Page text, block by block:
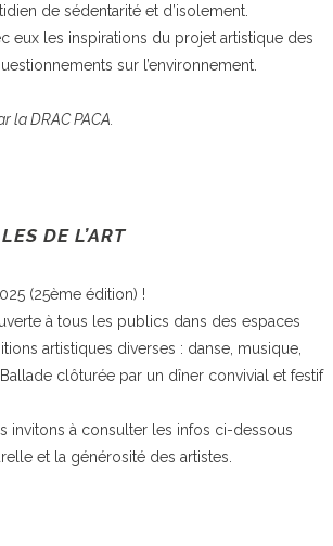
de sédentarité et d’isolement.
eux les inspirations du projet artistique des
sur l’environnement.
la DRAC PACA.
DE L’ART
(25ème édition) !
à tous les publics dans des espaces
artistiques diverses : danse, musique,
clôturée par un dîner convivial et festif
invitons à consulter les infos ci-dessous
et la générosité des artistes.